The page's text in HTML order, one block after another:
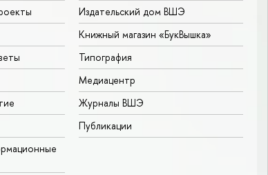
Издательский дом ВШЭ
Книжный магазин «БукВышка»
Типография
Медиацентр
Журналы ВШЭ
Публикации